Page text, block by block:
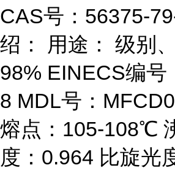
CAS号：56375-
绍： 用途： 级别
98% EINECS编号
8 MDL号：
熔点：105-108℃
度：0.964 比旋光